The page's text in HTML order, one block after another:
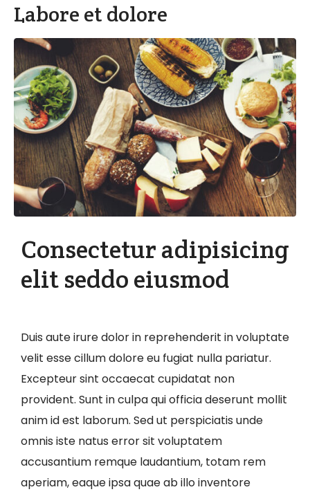
Labore et dolore
Consectetur adipisicing
elit seddo eiusmod
Duis aute irure dolor in reprehenderit in voluptate
velit esse cillum dolore eu fugiat nulla pariatur.
Excepteur sint occaecat cupidatat non
provident. Sunt in culpa qui officia deserunt mollit
anim id est laborum. Sed ut perspiciatis unde
omnis iste natus error sit voluptatem
accusantium remque laudantium, totam rem
aperiam, eaque ipsa quae ab illo inventore